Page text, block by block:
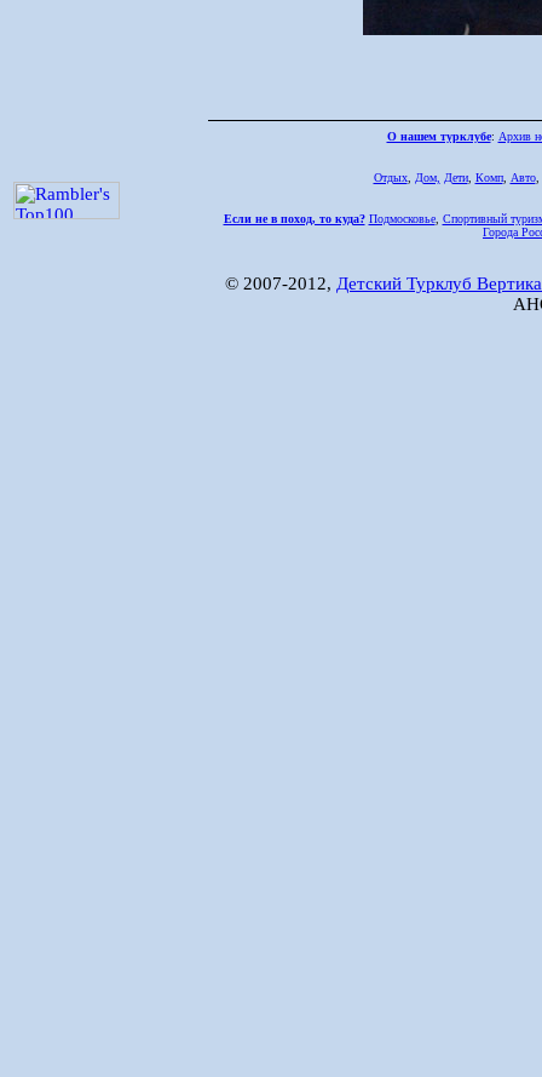
О нашем турклубе: Архив
Отдых, Дом, Дети, Комп, Авто,
Если не в поход, то куда? Подмосковье, Спортивный
Города
© 2007-2012, Детский Турклуб